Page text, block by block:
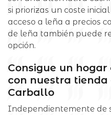
si priorizas un coste
acceso a leña a precios
de leña también puede
opción.
Consigue un
con nuestra tienda
Carballo
Independientemente de